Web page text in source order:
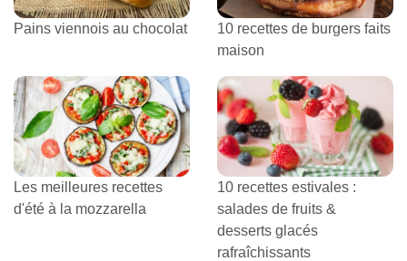
Pains viennois au chocolat
10 recettes de burgers faits
maison
Les meilleures recettes
d'été à la mozzarella
10 recettes estivales :
salades de fruits &
desserts glacés
rafraîchissants